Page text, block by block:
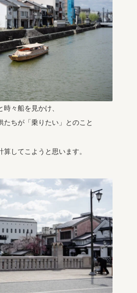
々船を見かけ、
たちが「乗りたい」とのこと
算してこようと思います。